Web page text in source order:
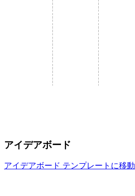
アイデアボード
アイデアボード テンプレートに移動